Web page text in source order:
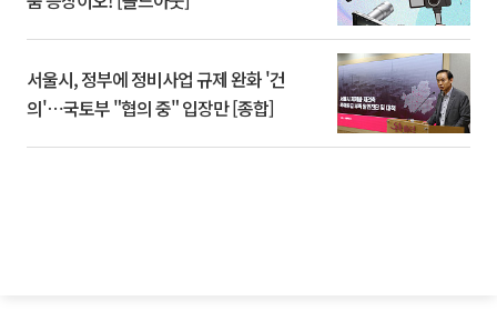
서울시, 정부에 정비사업 규제 완화 '건
의'⋯국토부 "협의 중" 입장만 [종합]